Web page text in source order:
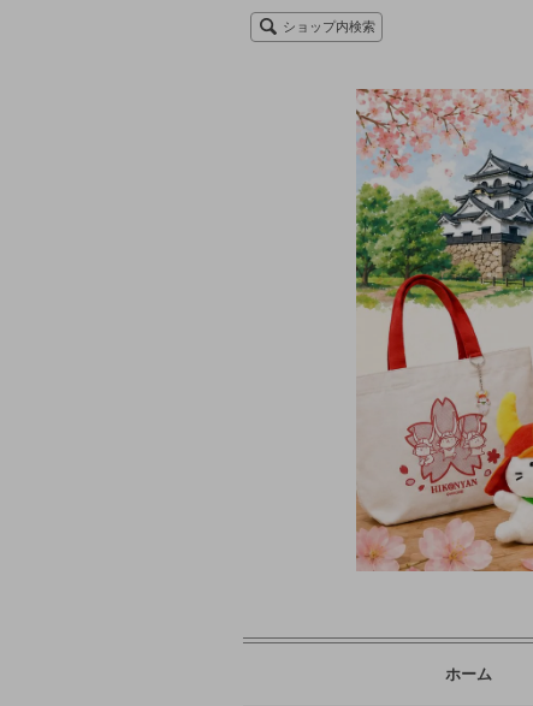
ショップ内検索
ホーム